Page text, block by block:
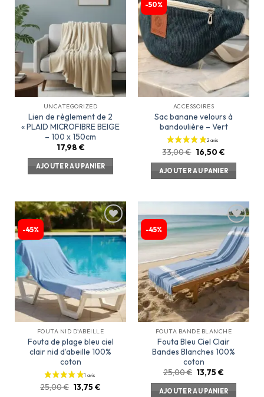
Ajouter
liste
d’envies
UNCATEGORIZED
Lien de règlement de 2
« PLAID MICROFIBRE BEIGE
– 100 x 150cm
17,98 €
AJOUTER AU PANIER
-50%
Ajouter
à la
liste
d’envies
ACCESSOIRES
Sac banane velours à
bandoulière – Vert
33,00€ 16,50 €
AJOUTER AU PANIER
-45%
Ajouter
à la
liste
d’envies
FOUTA NID D'ABEILLE
Fouta de plage bleu ciel
clair nid d’abeille 100%
coton
25,00€ 13,75€
-45%
Ajouter
à la
liste
d’envies
FOUTA BANDE BLANCHE
Fouta Bleu Ciel Clair
Bandes Blanches 100%
coton
25,00€ 13,75€
AJOUTER AU PANIER